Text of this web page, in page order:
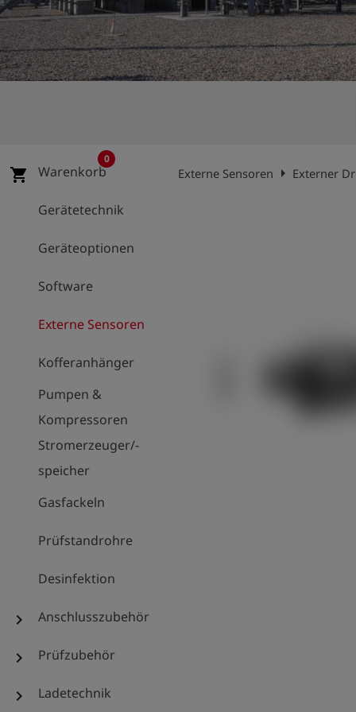
account_circle Anmelden
shieldRegistrierung
shopping_cart Warenkorb
0
Gerätetechnik
Geräteoptionen
Software
Externe Sensoren
Kofferanhänger
Pumpen &
Kompressoren
Stromerzeuger/-
speicher
Gasfackeln
Prüfstandrohre
Desinfektion
chevron_right Anschlusszubehör
chevron_right Prüfzubehör
chevron_right Ladetechnik
Externe Sensoren arrow_right Externer